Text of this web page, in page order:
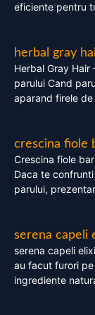
eficiente pentru
herbal gray
Herbal Gray Hair
parului Cand
aparand firele
crescina fiole
Crescina fiole
Daca te
parului,
serena capeli
serena capeli
au facut furori
ingrediente